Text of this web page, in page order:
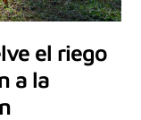
el riego
a la